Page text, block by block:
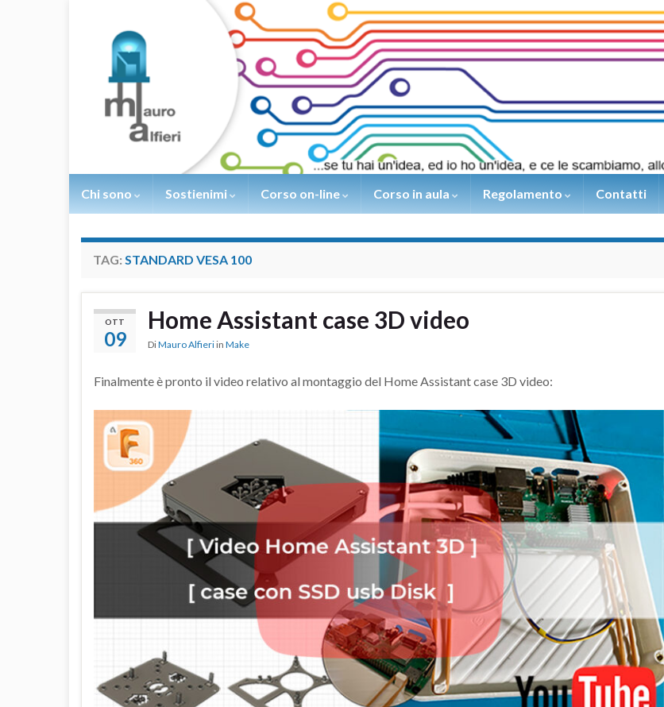
Chi sono Sostienimi Corso on-line Corso in aula Regolamento Contatti
TAG: STANDARD VESA 100
OTT
09
Home Assistant case 3D video
DiMauro Alfieri in Make
Finalmente è pronto il video relativo al montaggio del Home Assistant case 3D video: